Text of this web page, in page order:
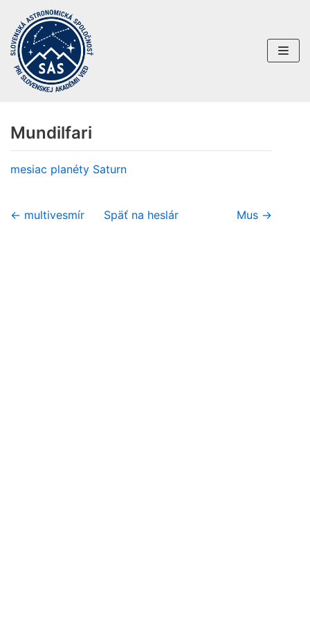
Preskočiť
na
obsah
Mundilfari
mesiac planéty Saturn
← multivesmír Späť na heslár Mus →